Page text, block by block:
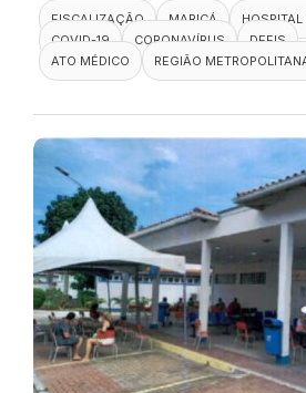
FISCALIZAÇÃO MARICÁ
HOSPITAL
COVID-19
CORONAVÍRUS
DEFIS
ATO MÉDICO
REGIÃO